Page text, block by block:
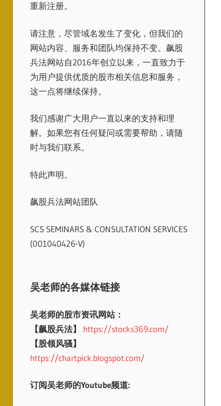
重新注册。
请注意，尽管域名发生了变化，但我们的
网站内容、服务和团队均保持不变。飙股
兵法网站自2016年创立以来，一直致力于
为用户提供优质的股市相关信息和服务，
这一点将继续保持。
我们感谢广大用户一直以来的支持和理
解。如果您有任何疑问或需要帮助，请随
时与我们联系。
特此声明。
飙股兵法网站团队
SCS SEMINARS & CONSULTATION SERVICES
(001040426-V)
吴老师的各媒体链接
吴老师的股市资讯网站：
【飙股兵法】
https://stocks369.com/
【股领风骚】
https://chartpick.blogspot.com/
订阅吴老师的Youtube频道: